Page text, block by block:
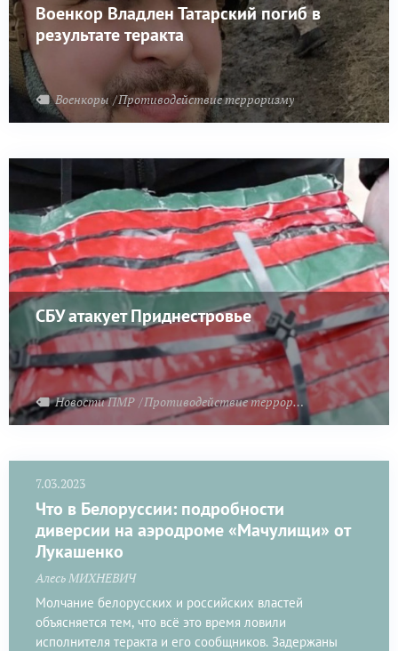
Военкор Владлен Татарский погиб в
результате теракта
Военкоры Противодействие терроризму
СБУ атакует Приднестровье
Новости ПМР Противодействие терроризму
7.03.2023
Что в Белоруссии: подробности
диверсии на аэродроме «Мачулищи» от
Лукашенко
Алесь МИХНЕВИЧ
Молчание белорусских и российских властей
объясняется тем, что всё это время ловили
исполнителя теракта и его сообщников. Задержаны